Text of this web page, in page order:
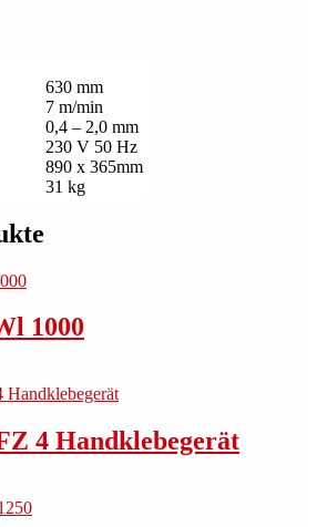
630 mm
7 m/min
0,4 – 2,0 mm
230 V 50 Hz
890 x 365mm
31 kg
1000
4 Handklebegerät